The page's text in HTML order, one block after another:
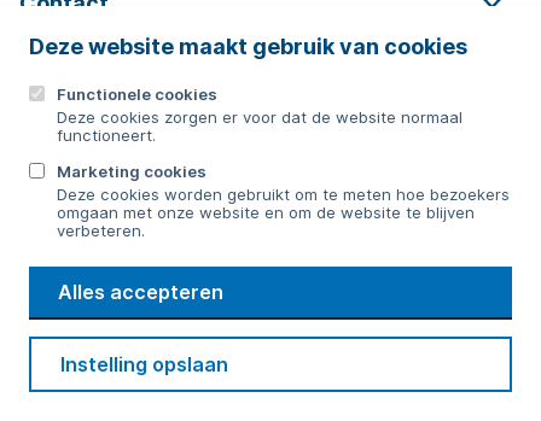
Deze website maakt gebruik van cookies
Functionele cookies
Deze cookies zorgen er voor dat de website normaal
functioneert.
Marketing cookies
Deze cookies worden gebruikt om te meten hoe bezoekers
omgaan met onze website en om de website te blijven
verbeteren.
Alles accepteren
Instelling opslaan
Contact
Bericht sturen
WMD
Drinkwater
Cookie voorkeuren
Privacy Disclaimer